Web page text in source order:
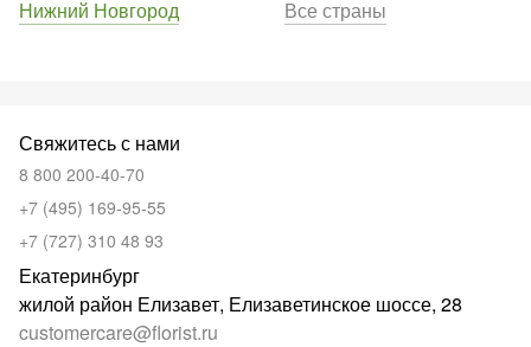
Нижний Новгород
Все страны
Свяжитесь с нами
8 800 200-40-70
+7 (495) 169-95-55
+7 (727) 310 48 93
Екатеринбург
жилой район Елизавет, Елизаветинское шоссе, 28
customercare@florist.ru